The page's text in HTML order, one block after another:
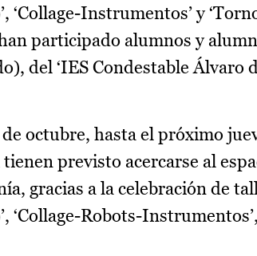
‘Collage-Instrumentos’ y
participado alumnos y
del ‘IES Condestable Álvaro
octubre, hasta el próximo
previsto acercarse al
gracias a la celebración de
‘Collage-Robots-Instrumentos’,